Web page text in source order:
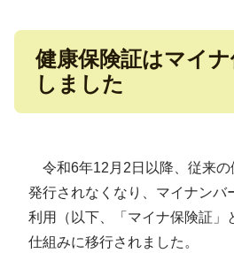
健康保険証はマイ
しました
令和6年12月2日以降、従来の
発行されなくなり、マイナンバ
利用（以下、「マイナ保険証」
仕組みに移行されました。